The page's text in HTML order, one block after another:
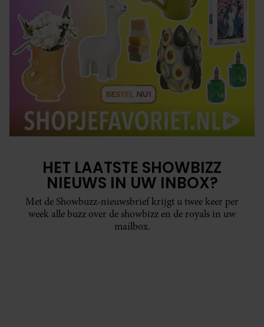
HET LAATSTE SHOWBIZZ
NIEUWS IN UW INBOX?
Met de Showbuzz-nieuwsbrief krijgt u twee keer per
week alle buzz over de showbizz en de royals in uw
mailbox.